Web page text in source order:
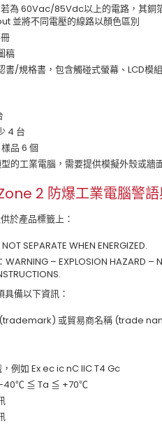
為 60Vac/85Vdc以上的電路，其銅
並將不同電壓的線路以顏色區別
稿
書/規格書，包含觸碰式螢幕、LCD
4 台
品 6 個
的工業電腦，需要提供模擬外殼或牆
2 防爆工業電腦警
於產品標籤上：
SEPARATE WHEN ENERGIZED.
– EXPLOSION HAZARD –
備以下資訊：
(trademark) 或貿易商名稱 (trade
例如 Ex ec ic nC IIC T4 Gc
-40℃ ≦ Ta ≦ +70℃